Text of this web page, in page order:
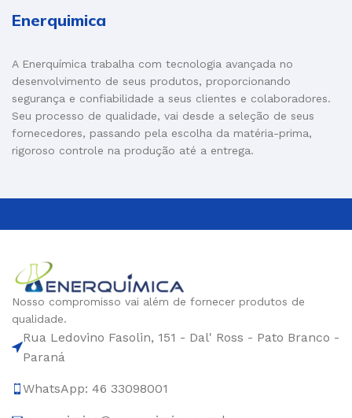
Enerquimica
A Enerquímica trabalha com tecnologia avançada no
desenvolvimento de seus produtos, proporcionando
segurança e confiabilidade a seus clientes e colaboradores.
Seu processo de qualidade, vai desde a seleção de seus
fornecedores, passando pela escolha da matéria-prima,
rigoroso controle na produção até a entrega.
Nosso compromisso vai além de fornecer produtos de
qualidade.
Rua Ledovino Fasolin, 151 - Dal' Ross - Pato Branco -
Paraná
WhatsApp: 46 33098001